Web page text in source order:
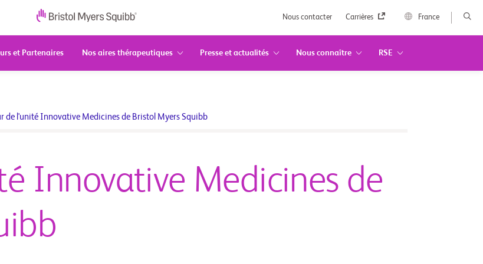
Nous contacter Carrières France
et Partenaires Nos aires thérapeutiques Presse et actualités Nous connaître RSE
de l'unité Innovative Medicines de Bristol Myers Squibb
Innovative Medicines de